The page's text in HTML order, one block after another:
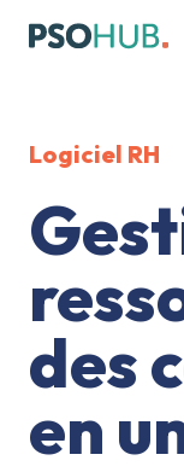
Logiciel RH
des
en